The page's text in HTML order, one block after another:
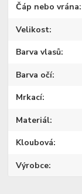
Čáp nebo vrána
Velikost
Barva vlasů
Barva očí
Mrkací
Materiál
Kloubová
Výrobce